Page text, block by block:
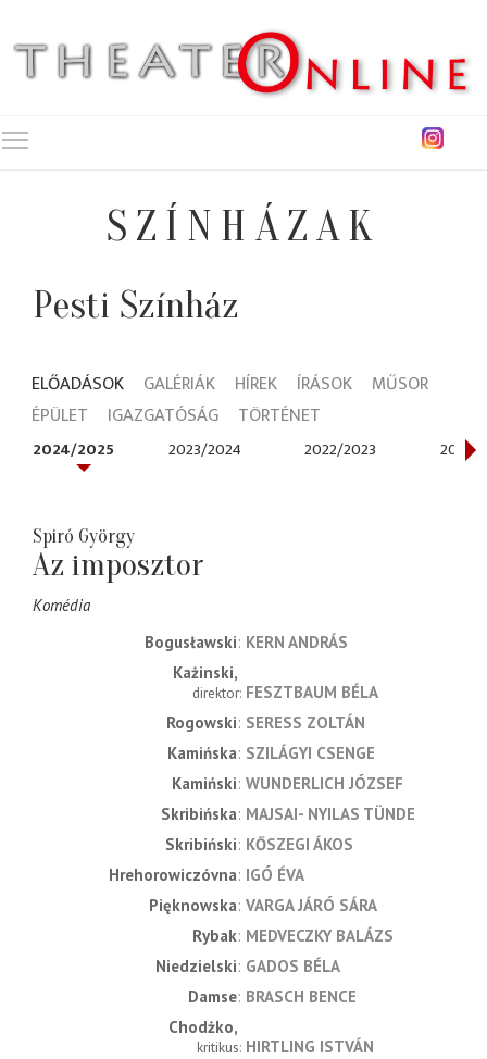
SZÍNHÁZAK
Pesti Színház
ELŐADÁSOK GALÉRIÁK HÍREK ÍRÁSOK
MŰSOR
ÉPÜLET
IGAZGATÓSÁG TÖRTÉNET
2024/2025 2023/2024 2022/2023 2021/
Spiró György
Az imposztor
Komédia
Bogusławski KERN ANDRÁS
Każinski
direktor FESZTBAUM BÉLA
Rogowski SERESS ZOLTÁN
Kamińska SZILÁGYI CSENGE
Kamiński WUNDERLICH JÓZSEF
Skribińska MAJSAI- NYILAS TÜNDE
Skribiński KŐSZEGI ÁKOS
Hrehorowiczóvna IGÓ ÉVA
Pięknowska VARGA JÁRÓ SÁRA
Rybak MEDVECZKY BALÁZS
Niedzielski GADOS BÉLA
Damse BRASCH BENCE
Chodżko
kritikus HIRTLING ISTVÁN